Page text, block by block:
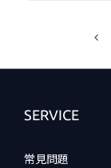
SERVICE
常見問題